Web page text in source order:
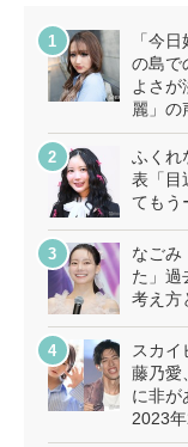
「今
の島で
よさが
麗」の
ふくれ
表「目
てもう
なごみ
た」過
考え方
スカイ
藤乃愛
に非が
2023